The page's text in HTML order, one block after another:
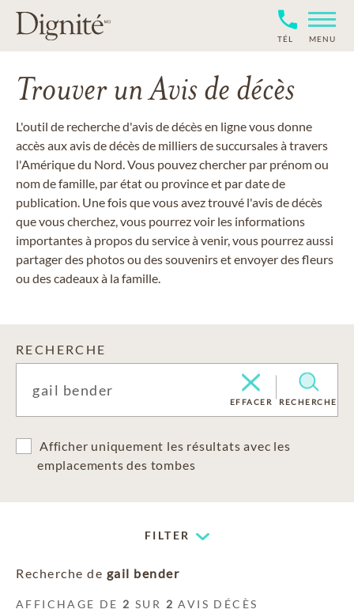
TÉL MENU
Trouver un Avis de décès
L'outil de recherche d'avis de décès en ligne vous donne
accès aux avis de décès de milliers de succursales à travers
l'Amérique du Nord. Vous pouvez chercher par prénom ou
nom de famille, par état ou province et par date de
publication. Une fois que vous avez trouvé l'avis de décès
que vous cherchez, vous pourrez voir les informations
importantes à propos du service à venir, vous pourrez aussi
partager des photos ou des souvenirs et envoyer des fleurs
ou des cadeaux à la famille.
RECHERCHE
EFFACER RECHERCHE
Afficher uniquement les résultats avec les
emplacements des tombes
FILTER
Recherche de gail bender
AFFICHAGE DE 2 SUR 2 AVIS DÉCÈS